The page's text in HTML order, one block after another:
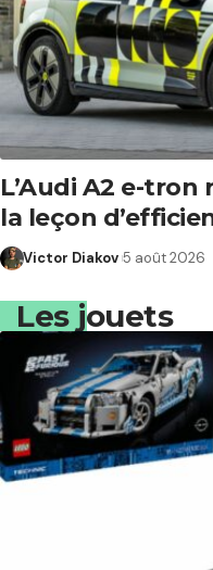
L’Audi A2 e-
la leçon
Victor Diakov 5 août 2026
Les jouets